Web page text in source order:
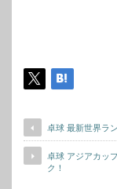
卓球 最新世界ラ
卓球 アジアカッ
ク！